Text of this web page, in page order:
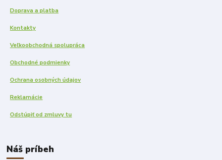
Doprava a platba
Kontakty
Veľkoobchodná spolupráca
Obchodné podmienky
Ochrana osobných údajov
Reklamácie
Odstúpiť od zmluvy tu
Náš príbeh